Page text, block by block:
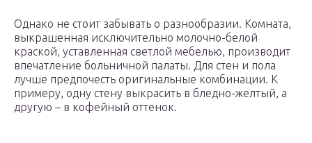
Однако не стоит забывать о разнообразии. Комната,
выкрашенная исключительно молочно-белой
краской, уставленная светлой мебелью, производит
впечатление больничной палаты. Для стен и пола
лучше предпочесть оригинальные комбинации. К
примеру, одну стену выкрасить в бледно-желтый, а
другую – в кофейный оттенок.